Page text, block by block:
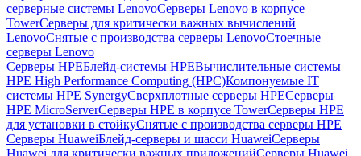
серверные системы LenovoСерверы Lenovo в корпусе
TowerСерверы для критически важных вычислений
LenovoСнятые с производства серверы LenovoСтоечные
серверы Lenovo
Серверы HPEБлейд-системы HPEВычислительные системы
HPE High Performance Computing (HPC)Компонуемые IT
системы HPE SynergyСверхплотные серверы HPEСерверы
HPE MicroServerСерверы HPE в корпусе TowerСерверы HPE
для установки в стойкуСнятые с производства серверы HPE
Серверы HuaweiБлейд-серверы и шасси HuaweiСерверы
Huawei для критически важных приложенийСерверы Huawei